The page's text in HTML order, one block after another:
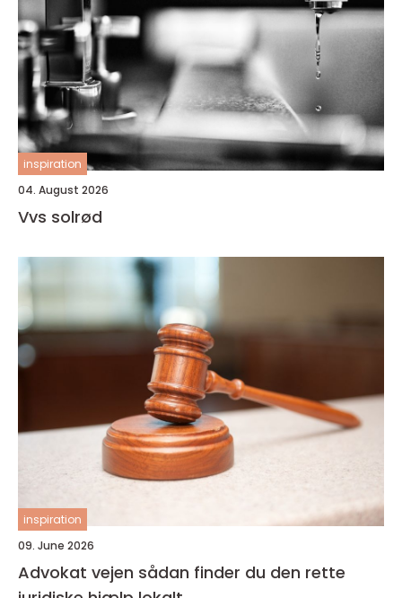
inspiration
04. August 2026
Vvs solrød
inspiration
09. June 2026
Advokat vejen sådan finder du den rette